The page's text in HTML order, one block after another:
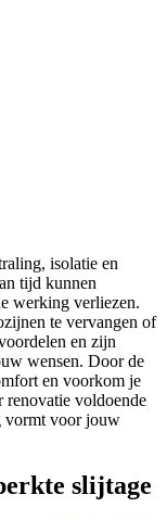
isolatie en
tijd kunnen
werking verliezen.
te vervangen of
en zijn
wensen. Door de
en voorkom je
renovatie voldoende
vormt voor jouw
slijtage